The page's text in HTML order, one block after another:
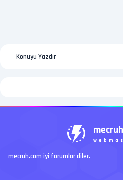
Konuyu Yazdır
mecruh.com iyi forumlar diler.